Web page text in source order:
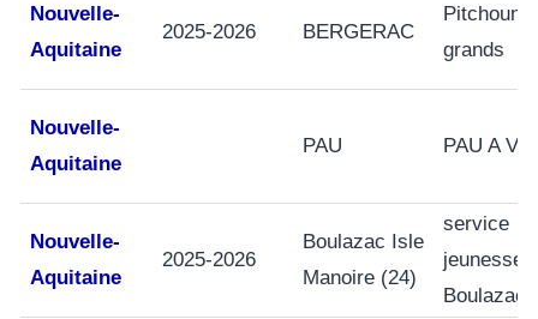
Nouvelle-
Aquitaine
2025-2026 BERGERAC
Pitchouns
grands
Nouvelle-
Aquitaine
PAU PAU A
Nouvelle-
Aquitaine
2025-2026
Boulazac Isle
Manoire (24)
service
jeunesse
Boulazac